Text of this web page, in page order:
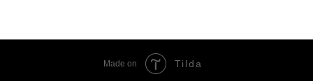
Made on Tilda